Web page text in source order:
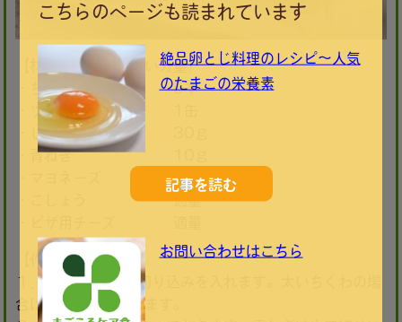
【材料】（作りやすい分量）
・ちくわ 5本
・ツナ缶 1缶
・しらす 30ｇ
・青ねぎ 10ｇ
・マヨネーズ 大さじ１
・こしょう 適量
【作り方】
１． ちくわに縦に切り込みを入れます。太いちくわの場
合は、縦半分に切ります。
こちらのページも読まれています
絶品卵とじ料理のレシピ～人気
のたまごの栄養素
記事を読む
お問い合わせはこちら